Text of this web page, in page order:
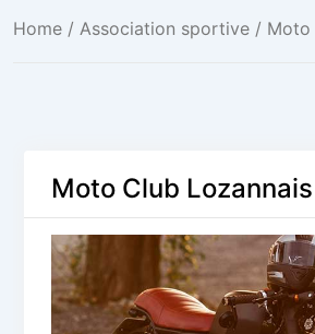
Home / Association sportive / Moto
Moto Club Lozannais